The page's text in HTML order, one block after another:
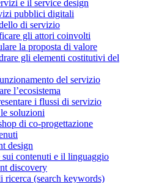
e il service design
pubblici digitali
di servizio
gli attori coinvolti
la proposta di valore
gli elementi costitutivi del
del servizio
l’ecosistema
i flussi di servizio
soluzioni
di co-progettazione
design
sui contenuti e il linguaggio
discovery
ricerca (search keywords)